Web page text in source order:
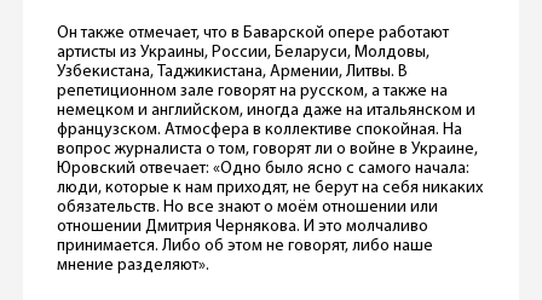
Он также отмечает, что в Баварской опере работают
артисты из Украины, России, Беларуси, Молдовы,
Узбекистана, Таджикистана, Армении, Литвы. В
репетиционном зале говорят на русском, а также на
немецком и английском, иногда даже на итальянском и
французском. Атмосфера в коллективе спокойная. На
вопрос журналиста о том, говорят ли о войне в Украине,
Юровский отвечает: «Одно было ясно с самого начала:
люди, которые к нам приходят, не берут на себя никаких
обязательств. Но все знают о моём отношении или
отношении Дмитрия Чернякова. И это молчаливо
принимается. Либо об этом не говорят, либо наше
мнение разделяют».